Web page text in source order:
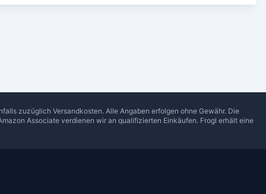
zuzüglich Versandkosten. Alle Angaben erfolgen ohne Gewähr. Die
Associate verdienen wir an qualifizierten Einkäufen. Frogl erhält eine